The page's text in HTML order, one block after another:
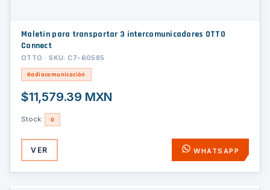
Maletín para transportar 3 intercomunicadores OTTO
Connect
OTTO · SKU: C7-60585
Radiocomunicación
$11,579.39 MXN
Stock: 0
VER WHATSAPP